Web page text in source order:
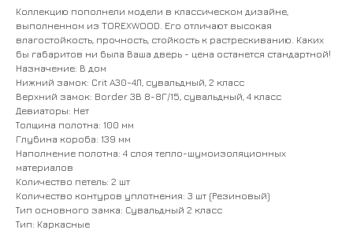
Коллекцию пополнели модели в классическом дизайне,
выполненном из TOREXWOOD. Его отличают высокая
влагостойкость, прочность, стойкость к растрескиванию. Каких
бы габаритов ни была Ваша дверь - цена останется стандартной!
Назначение: В дом
Нижний замок: Crit A30-4Л, сувальдный, 2 класс
Верхний замок: Border 3В 8-8Г/15, сувальдный, 4 класс
Девиаторы: Нет
Толщина полотна: 100 мм
Глубина короба: 139 мм
Наполнение полотна: 4 слоя тепло-шумоизоляционных
материалов
Количество петель: 2 шт
Количество контуров уплотнения: 3 шт (Резиновый)
Тип основного замка: Сувальдный 2 класс
Тип: Каркасные